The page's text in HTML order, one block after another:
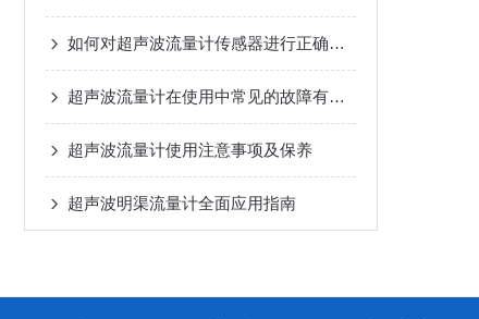
如何对超声波流量计传感器进行正确安装？
超声波流量计在使用中常见的故障有哪些
超声波流量计使用注意事项及保养
超声波明渠流量计全面应用指南